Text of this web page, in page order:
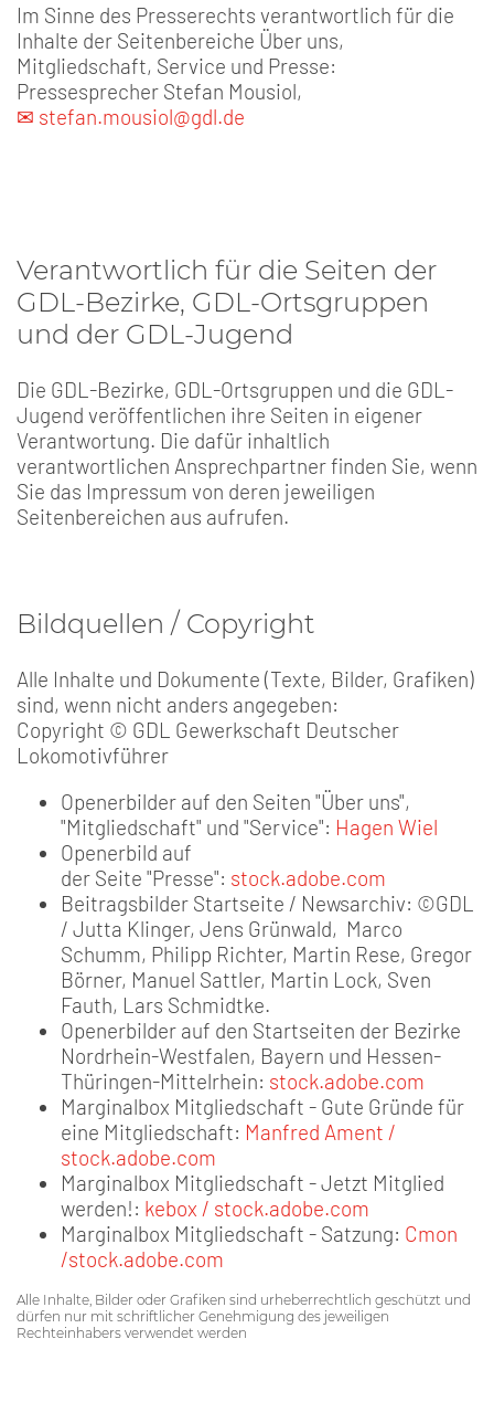
Im Sinne des Presserechts verantwortlich für die
Inhalte der Seitenbereiche Über uns,
Mitgliedschaft, Service und Presse:
Pressesprecher Stefan Mousiol,
✉ stefan.mousiol@gdl.de
Verantwortlich für die Seiten der
GDL-Bezirke, GDL-Ortsgruppen
und der GDL-Jugend
Die GDL-Bezirke, GDL-Ortsgruppen und die GDL-
Jugend veröffentlichen ihre Seiten in eigener
Verantwortung. Die dafür inhaltlich
verantwortlichen Ansprechpartner finden Sie, wenn
Sie das Impressum von deren jeweiligen
Seitenbereichen aus aufrufen.
Bildquellen / Copyright
Alle Inhalte und Dokumente (Texte, Bilder, Grafiken)
sind, wenn nicht anders angegeben:
Copyright © GDL Gewerkschaft Deutscher
Lokomotivführer
Openerbilder auf den Seiten "Über uns",
"Mitgliedschaft" und "Service": Hagen Wiel
Openerbild auf
der Seite "Presse": stock.adobe.com
Beitragsbilder Startseite / Newsarchiv: ©GDL
/ Jutta Klinger, Jens Grünwald, Marco
Schumm, Philipp Richter, Martin Rese, Gregor
Börner, Manuel Sattler, Martin Lock, Sven
Fauth, Lars Schmidtke.
Openerbilder auf den Startseiten der Bezirke
Nordrhein-Westfalen, Bayern und Hessen-
Thüringen-Mittelrhein: stock.adobe.com
Marginalbox Mitgliedschaft - Gute Gründe für
eine Mitgliedschaft: Manfred Ament /
stock.adobe.com
Marginalbox Mitgliedschaft - Jetzt Mitglied
werden!: kebox / stock.adobe.com
Marginalbox Mitgliedschaft - Satzung: Cmon
/stock.adobe.com
Alle Inhalte, Bilder oder Grafiken sind urheberrechtlich geschützt und
dürfen nur mit schriftlicher Genehmigung des jeweiligen
Rechteinhabers verwendet werden